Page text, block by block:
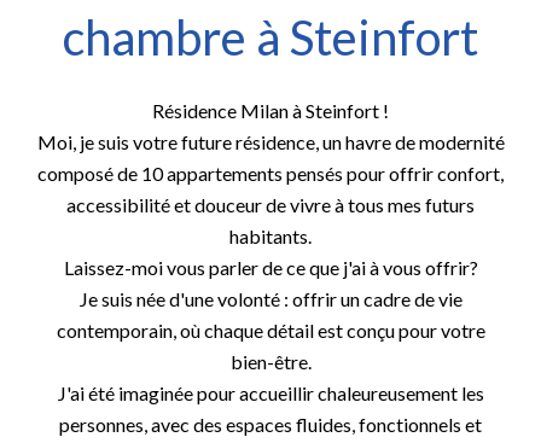
chambre à Steinfort
Résidence Milan à Steinfort !
Moi, je suis votre future résidence, un havre de modernité
composé de 10 appartements pensés pour offrir confort,
accessibilité et douceur de vivre à tous mes futurs
habitants.
Laissez-moi vous parler de ce que j'ai à vous offrir?
Je suis née d'une volonté : offrir un cadre de vie
contemporain, où chaque détail est conçu pour votre
bien-être.
J'ai été imaginée pour accueillir chaleureusement les
personnes, avec des espaces fluides, fonctionnels et